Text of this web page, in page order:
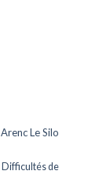
Arenc Le Silo
Difficultés de